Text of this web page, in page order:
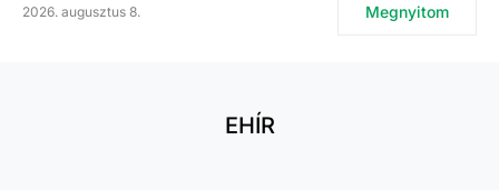
2026. augusztus 8. Megnyitom
EHÍR